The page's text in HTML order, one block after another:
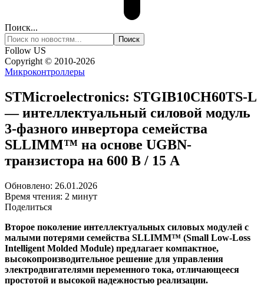
Поиск...
Follow US
Copyright © 2010-2026
Микроконтроллеры
STMicroelectronics: STGIB10CH60TS-L
— интеллектуальный силовой модуль
3-фазного инвертора семейства
SLLIMM™ на основе UGBN-
транзистора на 600 В / 15 А
Обновлено: 26.01.2026
Время чтения: 2 минут
Поделиться
Второе поколение интеллектуальных силовых модулей с
малыми потерями семейства SLLIMM™ (Small Low-Loss
Intelligent Molded Module) предлагает компактное,
высокопроизводительное решение для управления
электродвигателями переменного тока, отличающееся
простотой и высокой надежностью реализации.